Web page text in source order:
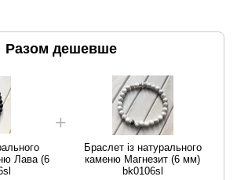
Разом дешевше
Лава (6
Браслет із натурального
каменю Магнезит (6 мм)
bk0106sl